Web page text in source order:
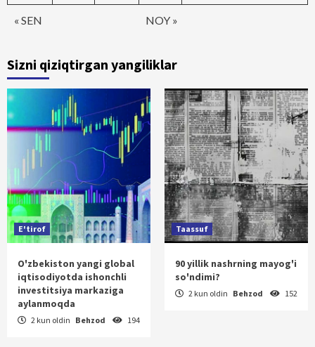
« SEN NOY »
Sizni qiziqtirgan yangiliklar
E'tirof
O'zbekiston yangi global
iqtisodiyotda ishonchli
investitsiya markaziga
aylanmoqda
2 kun oldin Behzod 194
Taassuf
90 yillik nashrning mayog'i
so'ndimi?
2 kun oldin Behzod 152